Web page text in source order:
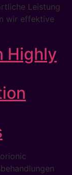
Leistung
wir effektive
Highly